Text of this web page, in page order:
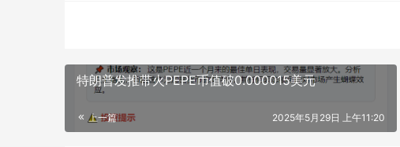
特朗普发推带火PEPE币值破0.000015美元
上一篇 2025年5月29日 上午11:20